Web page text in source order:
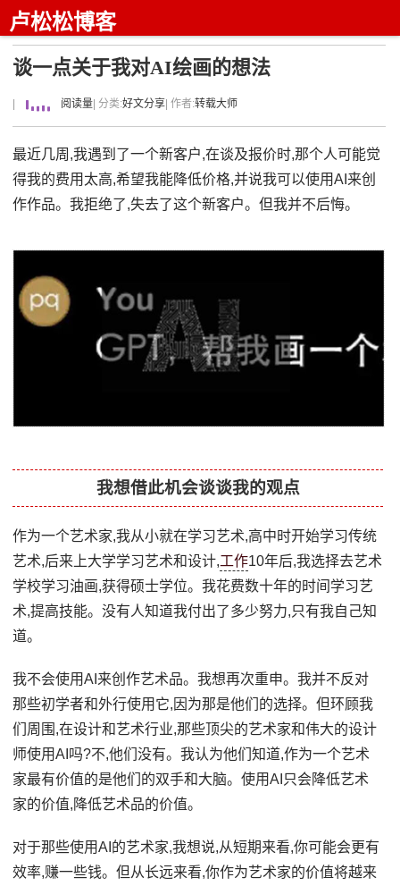
卢松松博客
谈一点关于我对AI绘画的想法
阅读量 | 分类:好文分享 | 作者:转载大师
最近几周,我遇到了一个新客户,在谈及报价时,那个人可能觉
得我的费用太高,希望我能降低价格,并说我可以使用AI来创
作作品。我拒绝了,失去了这个新客户。但我并不后悔。
我想借此机会谈谈我的观点
作为一个艺术家,我从小就在学习艺术,高中时开始学习传统
艺术,后来上大学学习艺术和设计,工作10年后,我选择去艺术
学校学习油画,获得硕士学位。我花费数十年的时间学习艺
术,提高技能。没有人知道我付出了多少努力,只有我自己知
道。
我不会使用AI来创作艺术品。我想再次重申。我并不反对
那些初学者和外行使用它,因为那是他们的选择。但环顾我
们周围,在设计和艺术行业,那些顶尖的艺术家和伟大的设计
师使用AI吗?不,他们没有。我认为他们知道,作为一个艺术
家最有价值的是他们的双手和大脑。使用AI只会降低艺术
家的价值,降低艺术品的价值。
对于那些使用AI的艺术家,我想说,从短期来看,你可能会更有
效率,赚一些钱。但从长远来看,你作为艺术家的价值将越来